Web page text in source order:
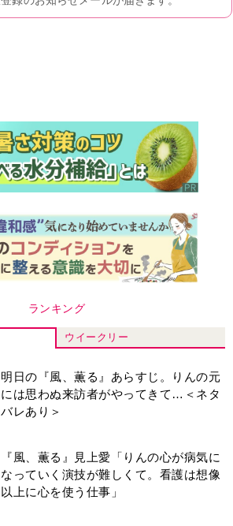
ランキング
ウイークリー
明日の『風、薫る』あらすじ。りんの元
には思わぬ来訪者がやってきて…＜ネタ
バレあり＞
『風、薫る』見上愛「りんの心が病気に
なっていく演技が難しくて。看護は想像
以上に心を使う仕事」